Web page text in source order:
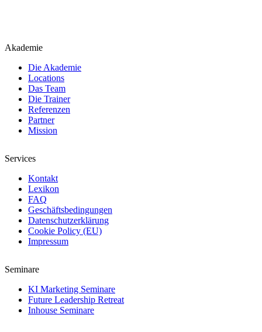
Akademie
Die Akademie
Locations
Das Team
Die Trainer
Referenzen
Partner
Mission
Services
Kontakt
Lexikon
FAQ
Geschäftsbedingungen
Datenschutzerklärung
Cookie Policy (EU)
Impressum
Seminare
KI Marketing Seminare
Future Leadership Retreat
Inhouse Seminare